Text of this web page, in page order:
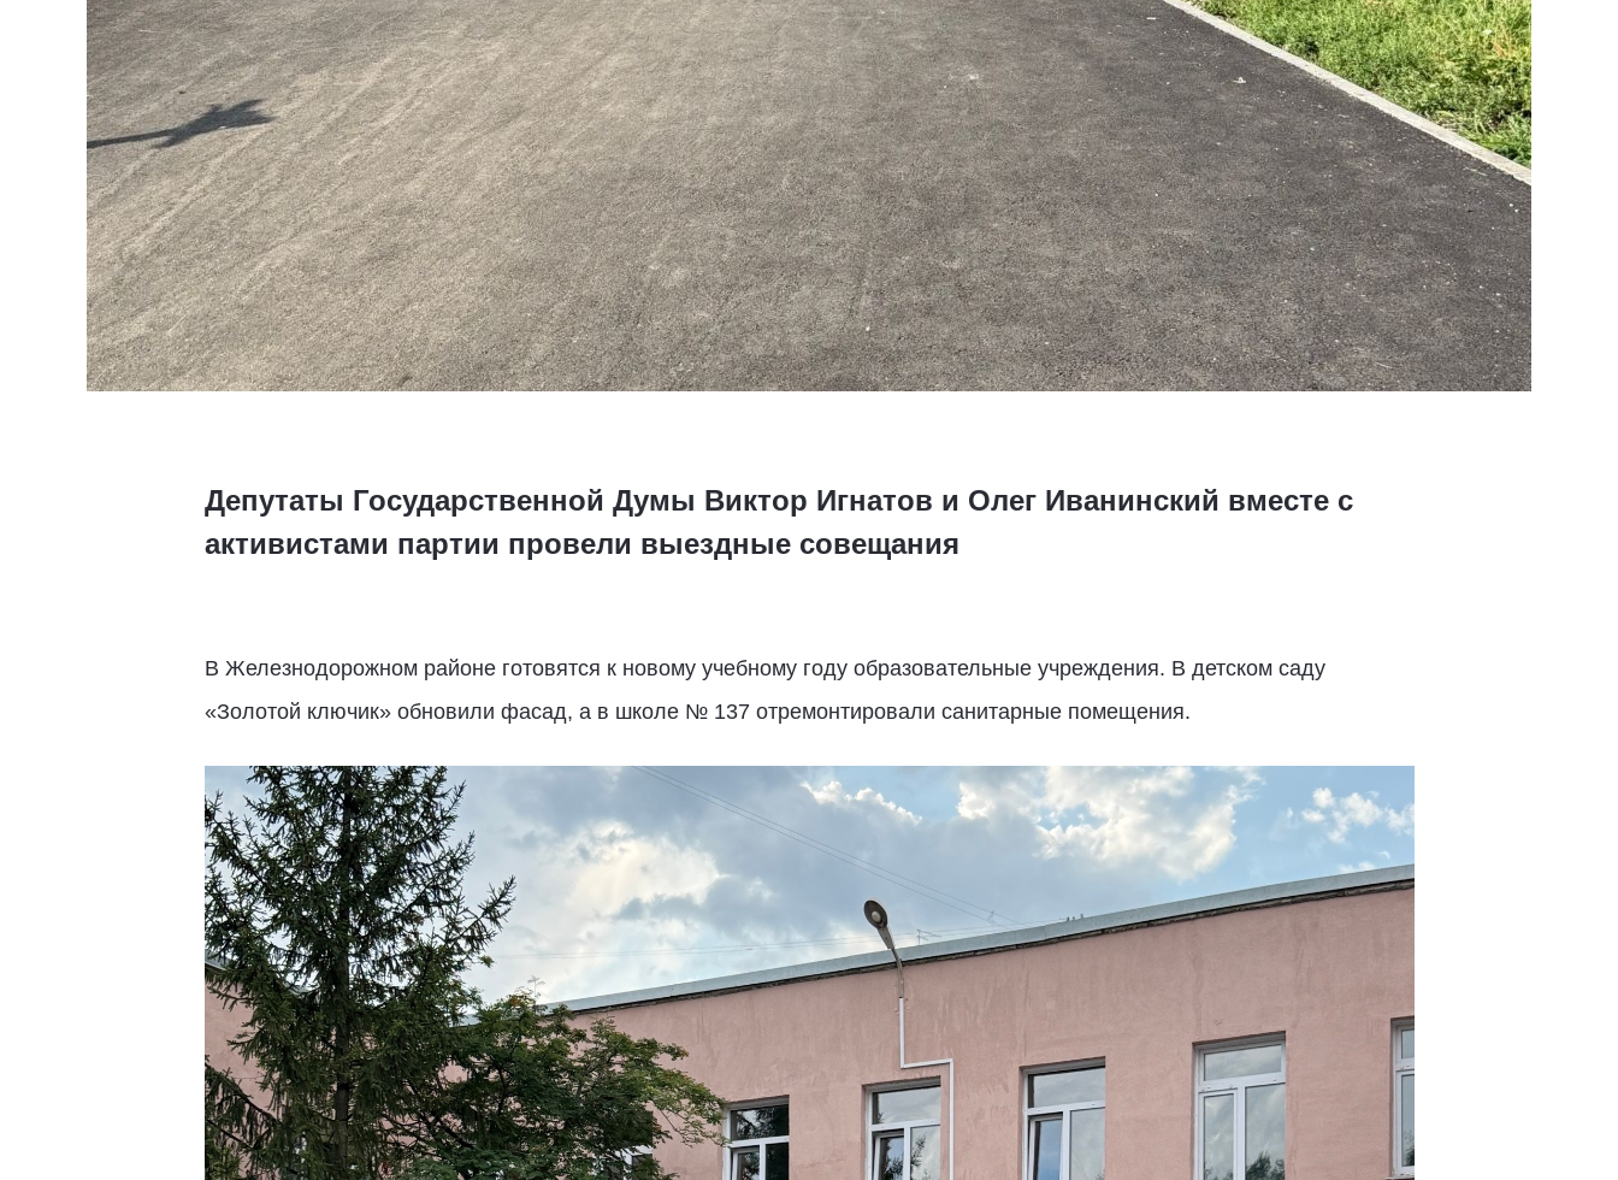
Депутаты Государственной Думы Виктор Игнатов и Олег Иванинский вместе с
активистами партии провели выездные совещания
В Железнодорожном районе готовятся к новому учебному году образовательные учреждения. В детском саду
«Золотой ключик» обновили фасад, а в школе № 137 отремонтировали санитарные помещения.